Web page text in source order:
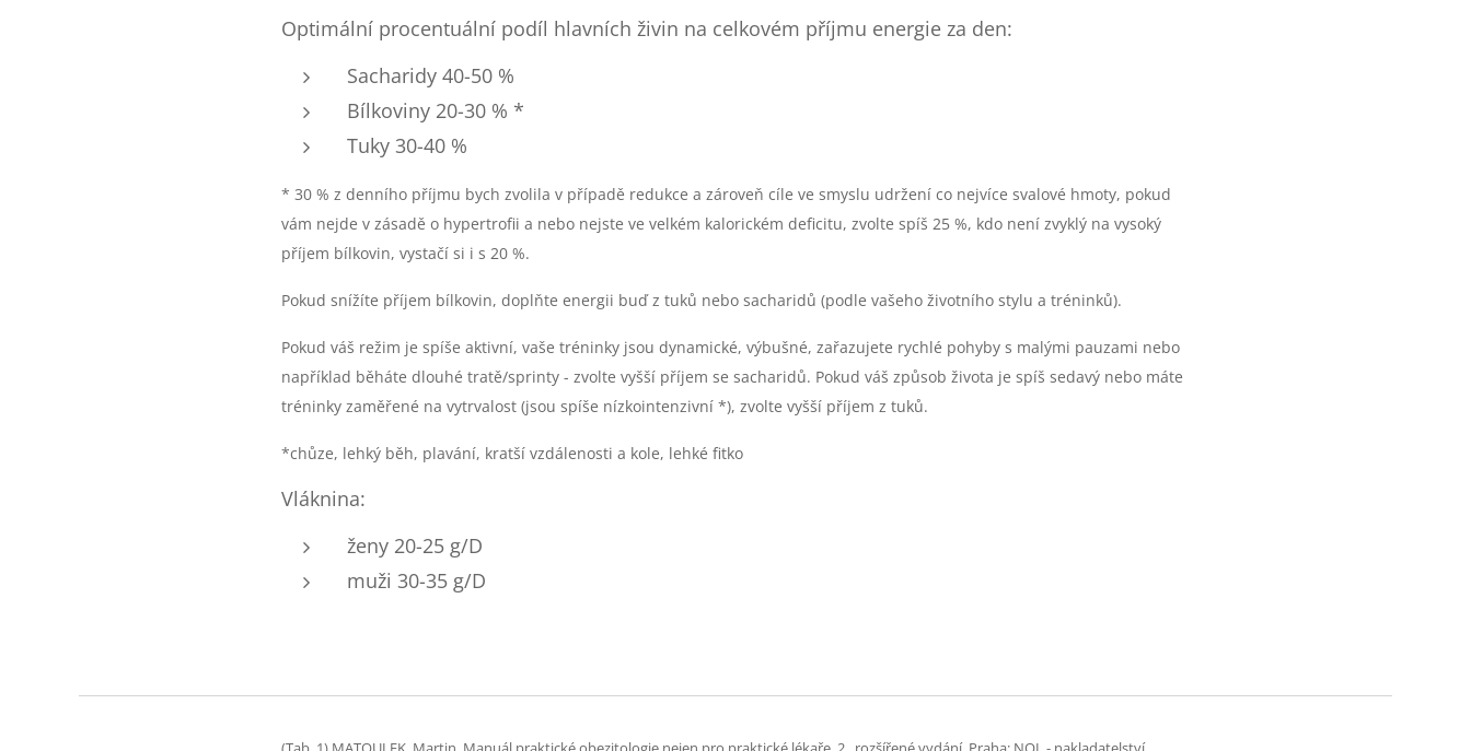
Optimální procentuální podíl hlavních živin na celkovém příjmu energie za den:
Sacharidy 40-50 %
Bílkoviny 20-30 % *
Tuky 30-40 %
* 30 % z denního příjmu bych zvolila v případě redukce a zároveň cíle ve smyslu udržení co nejvíce svalové hmoty, pokud
vám nejde v zásadě o hypertrofii a nebo nejste ve velkém kalorickém deficitu, zvolte spíš 25 %, kdo není zvyklý na vysoký
příjem bílkovin, vystačí si i s 20 %.
Pokud snížíte příjem bílkovin, doplňte energii buď z tuků nebo sacharidů (podle vašeho životního stylu a tréninků).
Pokud váš režim je spíše aktivní, vaše tréninky jsou dynamické, výbušné, zařazujete rychlé pohyby s malými pauzami nebo
například běháte dlouhé tratě/sprinty - zvolte vyšší příjem se sacharidů. Pokud váš způsob života je spíš sedavý nebo máte
tréninky zaměřené na vytrvalost (jsou spíše nízkointenzivní *), zvolte vyšší příjem z tuků.
*chůze, lehký běh, plavání, kratší vzdálenosti a kole, lehké fitko
Vláknina:
ženy 20-25 g/D
muži 30-35 g/D